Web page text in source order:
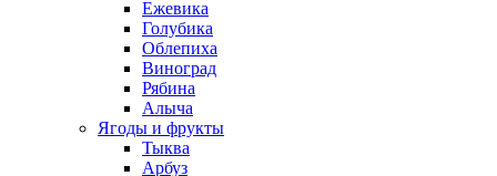
Ежевика
Голубика
Облепиха
Виноград
Рябина
Алыча
Ягоды и фрукты
Тыква
Арбуз